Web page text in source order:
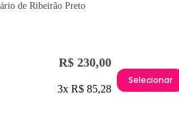
de Ribeirão Preto
R$ 230,00
3x R$ 85,28
Selecionar